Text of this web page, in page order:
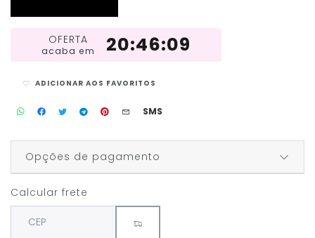
OFERTA
acaba em 20:46:09
ADICIONAR AOS FAVORITOS
SMS
Opções de pagamento
Calcular frete